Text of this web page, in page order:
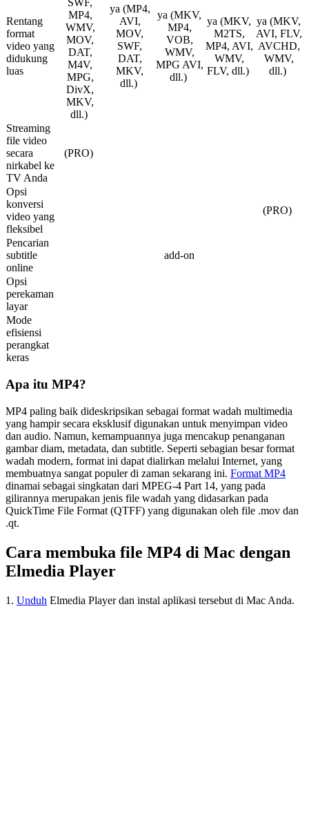
Rentang
format
video yang
didukung
luas
MP4,
WMV,
MOV,
DAT,
M4V,
MPG,
DivX,
MKV,
dll.)
ya (MP4,
AVI,
MOV,
SWF,
DAT,
MKV,
dll.)
ya (MKV,
MP4,
VOB,
WMV,
MPG AVI,
dll.)
ya (MKV,
M2TS,
MP4, AVI,
WMV,
FLV, dll.)
ya (MKV,
AVI, FLV,
AVCHD,
WMV,
dll.)
Streaming
file video
secara
nirkabel ke
TV Anda
(PRO)
Opsi
konversi
video yang
fleksibel
(PRO)
Pencarian
subtitle
online
add-on
Opsi
perekaman
layar
Mode
efisiensi
perangkat
keras
Apa itu MP4?
MP4 paling baik dideskripsikan sebagai format wadah multimedia
yang hampir secara eksklusif digunakan untuk menyimpan video
dan audio. Namun, kemampuannya juga mencakup penanganan
gambar diam, metadata, dan subtitle. Seperti sebagian besar format
wadah modern, format ini dapat dialirkan melalui Internet, yang
membuatnya sangat populer di zaman sekarang ini. Format MP4
dinamai sebagai singkatan dari MPEG-4 Part 14, yang pada
gilirannya merupakan jenis file wadah yang didasarkan pada
QuickTime File Format (QTFF) yang digunakan oleh file .mov dan
.qt.
Cara membuka file MP4 di Mac dengan
Elmedia Player
1. Unduh Elmedia Player dan instal aplikasi tersebut di Mac Anda.